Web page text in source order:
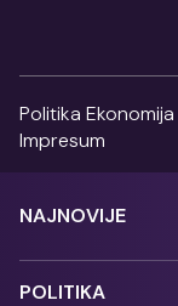
Politika Ekonomija
Impresum
NAJNOVIJE
POLITIKA